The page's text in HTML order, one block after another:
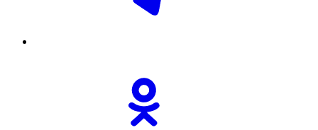
или сгибом локтя; сразу выбрасывайте салфетку в
спиртосодержащим антисептиком или мойте их водой с
Это позволит предотвратить